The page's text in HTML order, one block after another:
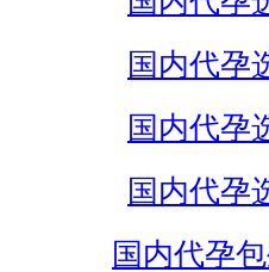
国内代孕
国内代孕
国内代孕
国内代孕